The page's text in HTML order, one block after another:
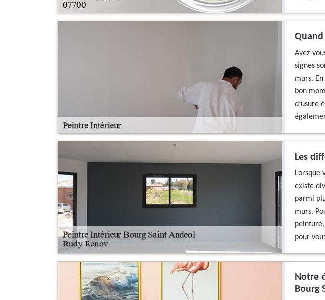
Avez-
signes
murs.
bon
d’usure
Les
Lorsque
existe
parmi
murs.
pour
Notre
Bourg